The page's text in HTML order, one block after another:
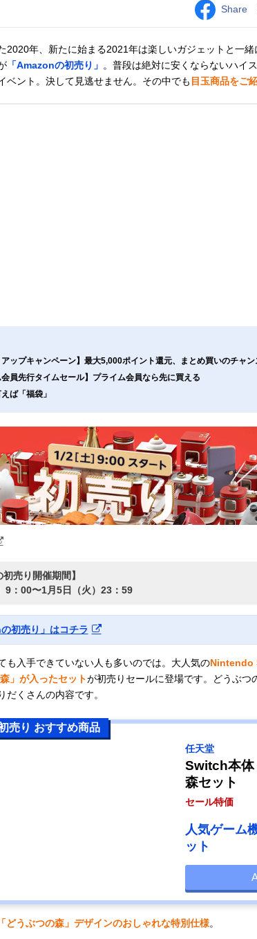
Share
2020年、新たに始まる2021年は楽しいガジェットと一
「Amazonの初売り」 。普段は絶対に安くならないハイ
ベント。決して見逃せません。その中でも 目玉商品をご
アップキャンペーン】最大5,000ポイント還元、まとめ買いのチャン
会員先行タイムセール】プライム会員なら先に買える
ば「福袋」
売り開催期間】
9：00〜1月5日（火）23：59
の初売り」はコチラ
も入手できていない人も多いのでは。大人気のNintendo
」が入ったセットが初売りセールに登場です。どうぶ
だくさんの内容です。
売り おすすめ商品
任天堂
Switch本体
森セット
セール特価
人気ゲーム
ット
「どうぶつの森」デザインのおしゃれな特別仕様。